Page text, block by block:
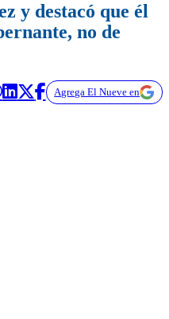
y destacó que él
no de
Agrega El Nueve en